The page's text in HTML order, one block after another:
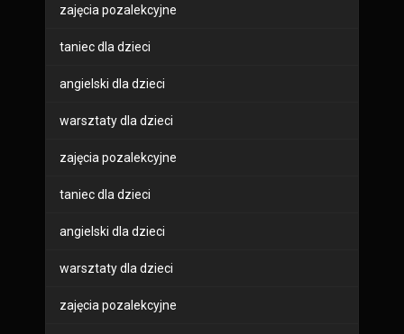
zajęcia pozalekcyjne
taniec dla dzieci
angielski dla dzieci
warsztaty dla dzieci
zajęcia pozalekcyjne
taniec dla dzieci
angielski dla dzieci
warsztaty dla dzieci
zajęcia pozalekcyjne